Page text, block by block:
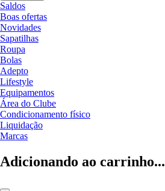
Saldos
Boas ofertas
Novidades
Sapatilhas
Roupa
Bolas
Adepto
Lifestyle
Equipamentos
Área do Clube
Condicionamento físico
Liquidação
Marcas
Adicionando ao carrinho...